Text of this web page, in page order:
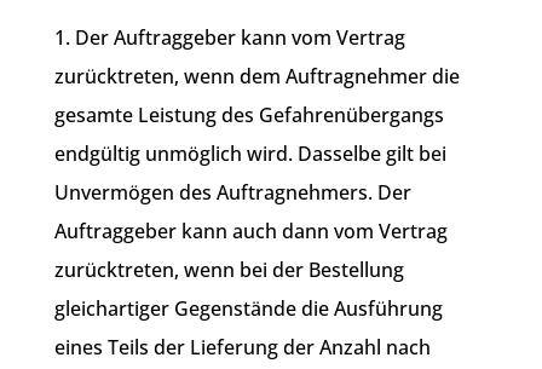
1. Der Auftraggeber kann vom Vertrag
zurücktreten, wenn dem Auftragnehmer die
gesamte Leistung des Gefahrenübergangs
endgültig unmöglich wird. Dasselbe gilt bei
Unvermögen des Auftragnehmers. Der
Auftraggeber kann auch dann vom Vertrag
zurücktreten, wenn bei der Bestellung
gleichartiger Gegenstände die Ausführung
eines Teils der Lieferung der Anzahl nach